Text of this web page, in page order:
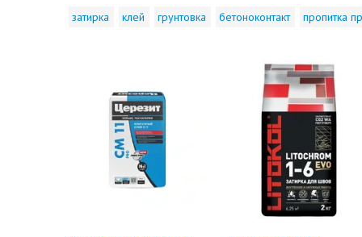
затирка клей грунтовка бетоноконтакт пропитка